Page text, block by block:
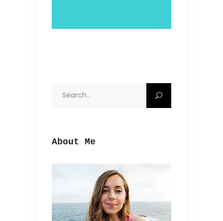
About Me